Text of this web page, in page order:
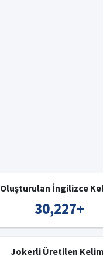
Oluşturulan İngilizce
30,227+
Jokerli Üretilen